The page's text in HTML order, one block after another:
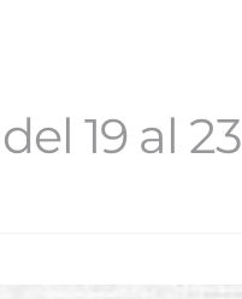
19 al